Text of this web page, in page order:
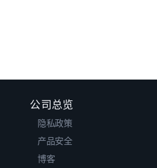
公司总览
隐私政策
产品安全
博客